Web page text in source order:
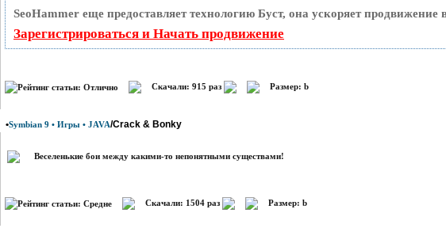
SeoHammer еще предоставляет технологию Буст, она ускоряет продвижение
Зарегистрироваться и Начать продвижение
Скачали: 915 раз Размер: b
•Symbian 9 • Игры • JAVA/Crack & Bonky
Веселенькие бои между какими-то непонятными существами!
Скачали: 1504 раз Размер: b